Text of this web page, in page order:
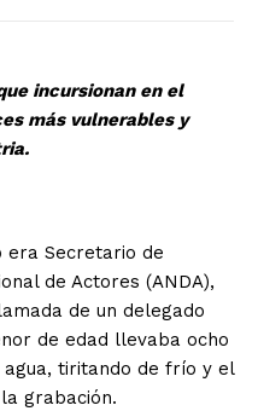
incursionan en el
más vulnerables y
era Secretario de
de Actores (ANDA),
de un delegado
de edad llevaba ocho
tiritando de frío y el
grabación.